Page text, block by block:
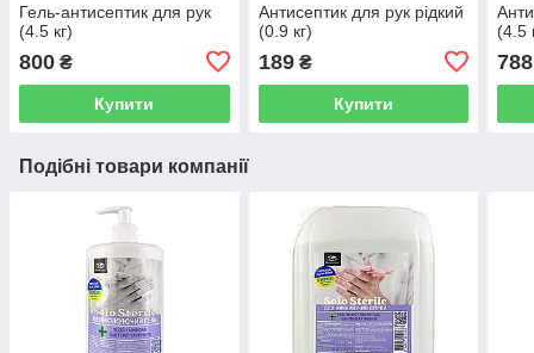
Гель-антисептик для рук
(4.5 кг)
800 ₴
Купити
Антисептик для рук рідкий
(0.9 кг)
189₴
Купити
(4.5
788
Подібні товари компанії